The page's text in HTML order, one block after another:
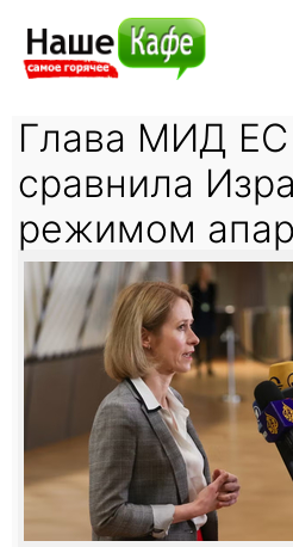
Глава МИД ЕС
сравнила
режимом